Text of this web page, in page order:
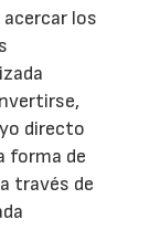
los
directo
forma de
través de